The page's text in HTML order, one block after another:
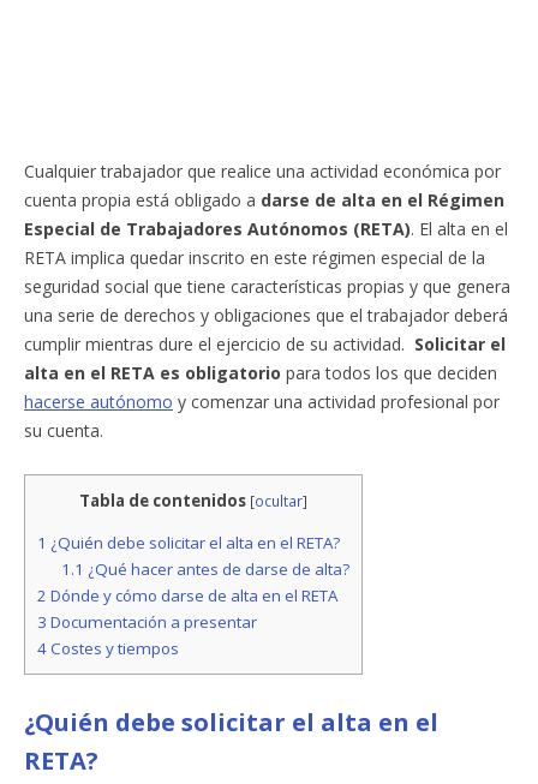
Cualquier trabajador que realice una actividad económica por
cuenta propia está obligado a darse de alta en el Régimen
Especial de Trabajadores Autónomos (RETA). El alta en el
RETA implica quedar inscrito en este régimen especial de la
seguridad social que tiene características propias y que genera
una serie de derechos y obligaciones que el trabajador deberá
cumplir mientras dure el ejercicio de su actividad. Solicitar el
alta en el RETA es obligatorio para todos los que deciden
hacerse autónomo y comenzar una actividad profesional por
su cuenta.
Tabla de contenidos [ocultar]
1 ¿Quién debe solicitar el alta en el RETA?
1.1 ¿Qué hacer antes de darse de alta?
2 Dónde y cómo darse de alta en el RETA
3 Documentación a presentar
4Costes y tiempos
¿Quién debe solicitar el alta en el
RETA?